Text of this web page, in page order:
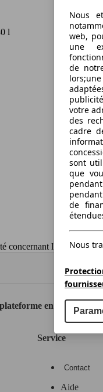
l
concernant l''exactitude
en ligne de
Service
Contact
Aide
Nous
web,
une
de
votre
des
cadre
sont
que
de
Nous